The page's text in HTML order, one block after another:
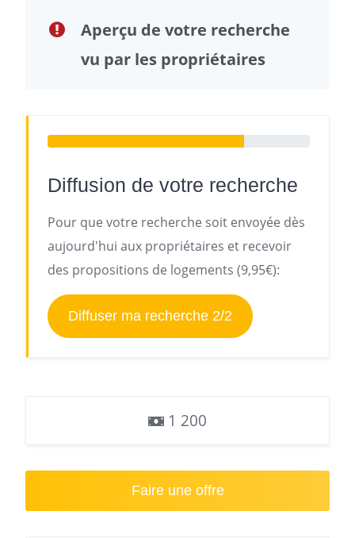
Aperçu de votre recherche
vu par les propriétaires
Diffusion de votre recherche
Pour que votre recherche soit envoyée dès
aujourd'hui aux propriétaires et recevoir
des propositions de logements (9,95€):
Diffuser ma recherche 2/2
1 200
Faire une offre